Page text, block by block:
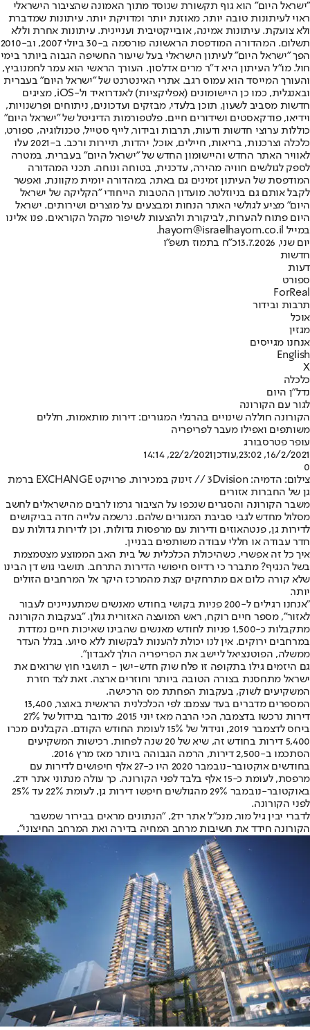
"ישראל היום" הוא גוף תקשורת שנוסד מתוך האמונה שהציבור הישראלי
ראוי לעיתונות טובה יותר, מאוזנת יותר ומדויקת יותר. עיתונות שמדברת
ולא צועקת. עיתונות אמינה, אובייקטיבית ועניינית. עיתונות אחרת וללא
תשלום. המהדורה המודפסת הראשונה פורסמה ב-30 ביולי 2007, וב-2010
הפך "ישראל היום" לעיתון הישראלי בעל שיעור החשיפה הגבוה ביותר בימי
חול. מו"ל העיתון היא ד"ר מרים אדלסון. העורך הראשי הוא עמר לחמנוביץ,
והעורך המייסד הוא עמוס רגב. אתרי האינטרנט של "ישראל היום" בעברית
ובאנגלית, כמו כן היישומונים (אפליקציות) לאנדרואיד ול-iOS, מציגים
חדשות מסביב לשעון, תוכן בלעדי, מבזקים ועדכונים, ניתוחים ופרשנויות,
וידיאו, פודקאסטים ושידורים חיים. פלטפורמות הדיגיטל של "ישראל היום"
כוללות ערוצי חדשות ודעות, תרבות ובידור, לייף סטייל, טכנולוגיה, ספורט,
כלכלה וצרכנות, בריאות, חיילים, אוכל, יהדות, תיירות ורכב. ב-2021 עלו
לאוויר האתר החדש והיישומון החדש של "ישראל היום" בעברית, במטרה
לספק לגולשים חוויה מהירה, עדכנית, בטוחה ונוחה. תכני המהדורה
המודפסת של העיתון זמינים גם באתר, במהדורה יומית מקוונת, ואפשר
לקבל אותם גם בניוזלטר. מועדון ההטבות הייחודי "הקליקה של ישראל
היום" מציע לגולשי האתר הנחות ומבצעים על מוצרים ושירותים. ישראל
היום פתוח להערות, לביקורת ולהצעות לשיפור מקהל הקוראים. פנו אלינו
במייל hayom@israelhayom.co.il.
יום שני, 13.7.2026
כ"ח בתמוז תשפ"ו
חדשות
דעות
ספורט
ForReal
תרבות ובידור
אוכל
מגזין
אנחנו מגייסים
English
X
כלכלה
נדל"ן היום
לגור עם הקורונה
הקורונה חוללה שינויים בהרגלי המגורים: דירות מותאמות, חללים
משותפים ואפילו מעבר לפריפריה
עופר פטרסבורג
16/2/2021, 23:02
,עודכן22/2/2021, 14:14
0
צילום: הדמיה: 3Dvision // זינוק במכירות. פרויקט EXCHANGE ברמת
גן של החברות אזורים
משבר הקורונה והסגרים שנכפו על הציבור גרמו לרבים מהישראלים לחשב
מסלול מחדש לגבי סביבת המגורים שלהם. נרשמה עלייה חדה בביקושים
לדירות גן, פנטהאוזים ודירות עם מרפסות גדולות, וכן לדירות גדולות עם
חדר עבודה או חללי עבודה משותפים בבניין.
איך כל זה אפשרי, כשהיכולת הכלכלית של בית האב הממוצע מצטמצמת
בשל הנגיף? מתברר כי רדיוס חיפושי הדירות התרחב. תושבי גוש דן הבינו
שלא קורה כלום אם מתרחקים קצת מהמרכז היקר אל המרחבים הזולים
יותר.
״אנחנו רגילים ל-200 פניות בקושי בחודש מאנשים שמתעניינים לעבור
לאזור״, מספר חיים רוקח, ראש המועצה האזורית גולן. ״בעקבות הקורונה
מתקבלות כ-1,500 פניות לחודש מאנשים שהבינו שאיכות חיים נמדדת
במרחבים ירוקים. אין לנו יכולת להענות לבקשות ללא סיוע. בגלל העדר
ממשלה, הפוטנציאל ליישב את הפריפריה הולך לאבדון״.
גם היזמים גילו בתקופה זו פלח שוק חדש-ישן - תושבי חוץ שרואים את
ישראל מתחסנת בצורה הטובה ביותר וחוזרים ארצה. זאת לצד חזרת
המשקיעים לשוק, בעקבות הפחתת מס הרכישה.
המספרים מדברים בעד עצמם: לפי הכלכלנית הראשית באוצר, 13,400
דירות נרכשו בדצמבר, הכי הרבה מאז יוני 2015. מדובר בגידול של 27%
ביחס לדצמבר 2019, וגידול של 15% לעומת החודש הקודם. הקבלנים מכרו
5,400 דירות בחודש זה, שיא של 20 שנה לפחות. רכישות המשקיעים
הסתכמו ב-2,500 דירות, הרמה הגבוהה ביותר מאז מרץ 2016.
בחודשים אוקטובר-נובמבר 2020 היו כ-27 אלף חיפושים לדירות עם
מרפסת, לעומת כ-15 אלף בלבד לפני הקורונה. כך עולה מנתוני אתר יד2.
באוקטובר-נובמבר 29% מהגולשים חיפשו דירות גן, לעומת 22% עד 25%
לפני הקורונה.
לדברי יבין גיל מור, מנכ"ל אתר יד2, "הנתונים מראים בבירור שמשבר
הקורונה חידד את חשיבות מרחב המחיה בדירה ואת המרחב החיצוני״.